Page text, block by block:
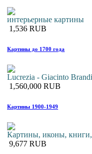
интерьерные картины
1,536 RUB
Картины до 1700 года
Lucrezia - Giacinto Brandi
1,560,000 RUB
Картины 1900-1949
Картины, иконы,
9,677 RUB